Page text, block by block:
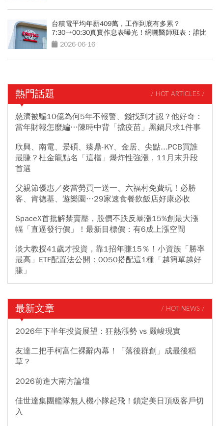
台積電平均年薪409萬，工作到底有多累？
7:30→00:30真實作息表曝光！網曬醫師班表：誰比
較操？
2026-06-16
熱門話題 / HOT ARTICLES /
慈濟被騙10億為何5年不報警、錢找到才認？他好奇：
當年財報怎麼編…陳時中背「擋疫苗」黑鍋只求1件事
欣興、南電、景碩、臻鼎-KY、金居、尖點...PCB買誰
最賺？杜金龍點名「這檔」爆炸性強漲，11月末升段
首選
父親節優惠／麥當勞買一送一、六福村免費玩！必勝
客、肯德基、遊樂園…29家速食餐飲飯店好康必收
SpaceX首批解禁賣壓，股價不跌反暴漲15%創最大漲
幅「直逼發行價」！最新目標價：有6成上漲空間
淡大教授41歲才投資，靠1招年賺15％！小資族「勝率
最高」ETF配置法公開：0050搭配這1種「越簡單越好
賺」
最新文章 / HOT NEWS /
2026年下半年投資展望：狂熱漲勢 vs 嚴峻現實
友達二把手柯富仁裸辭內幕！「落後群創」成最後稻
草？
2026前進大南方論壇
佳世達集團艦隊無人機小隊起飛！鎖定美日頂級客戶切
入